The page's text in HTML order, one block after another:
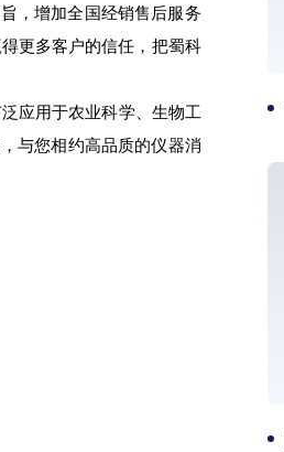
，增加全国经销售后服务
更多客户的信任，把蜀科
应用于农业科学、生物工
与您相约高品质的仪器消